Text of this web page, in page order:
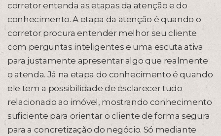
corretor entenda as etapas da atenção e do
conhecimento. A etapa da atenção é quando o
corretor procura entender melhor seu cliente
com perguntas inteligentes e uma escuta ativa
para justamente apresentar algo que realmente
o atenda. Já na etapa do conhecimento é quando
ele tem a possibilidade de esclarecer tudo
relacionado ao imóvel, mostrando conhecimento
suficiente para orientar o cliente de forma segura
para a concretização do negócio. Só mediante